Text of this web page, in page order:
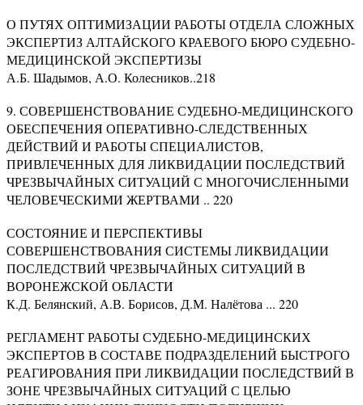
О ПУТЯХ ОПТИМИЗАЦИИ РАБОТЫ ОТДЕЛА СЛОЖНЫХ
ЭКСПЕРТИЗ АЛТАЙСКОГО КРАЕВОГО БЮРО СУДЕБНО-
МЕДИЦИНСКОЙ ЭКСПЕРТИЗЫ
А.Б. Шадымов, А.О. Колесников..218
9. СОВЕРШЕНСТВОВАНИЕ СУДЕБНО-МЕДИЦИНСКОГО
ОБЕСПЕЧЕНИЯ ОПЕРАТИВНО-СЛЕДСТВЕННЫХ
ДЕЙСТВИЙ И РАБОТЫ СПЕЦИАЛИСТОВ,
ПРИВЛЕЧЕННЫХ ДЛЯ ЛИКВИДАЦИИ ПОСЛЕДСТВИЙ
ЧРЕЗВЫЧАЙНЫХ СИТУАЦИЙ С МНОГОЧИСЛЕННЫМИ
ЧЕЛОВЕЧЕСКИМИ ЖЕРТВАМИ .. 220
СОСТОЯНИЕ И ПЕРСПЕКТИВЫ
СОВЕРШЕНСТВОВАНИЯ СИСТЕМЫ ЛИКВИДАЦИИ
ПОСЛЕДСТВИЙ ЧРЕЗВЫЧАЙНЫХ СИТУАЦИЙ В
ВОРОНЕЖСКОЙ ОБЛАСТИ
К.Д. Белянский, А.В. Борисов, Д.М. Налётова ... 220
РЕГЛАМЕНТ РАБОТЫ СУДЕБНО-МЕДИЦИНСКИХ
ЭКСПЕРТОВ В СОСТАВЕ ПОДРАЗДЕЛЕНИЙ БЫСТРОГО
РЕАГИРОВАНИЯ ПРИ ЛИКВИДАЦИИ ПОСЛЕДСТВИЙ В
ЗОНЕ ЧРЕЗВЫЧАЙНЫХ СИТУАЦИЙ С ЦЕЛЬЮ